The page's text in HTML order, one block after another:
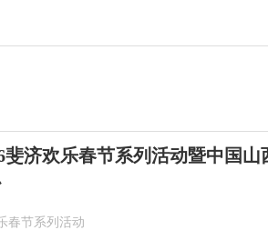
斐济欢乐春节系列活动暨中国
春节系列活动